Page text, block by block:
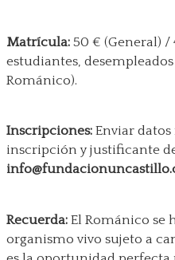
Matrícula: 50 € (General) /
estudiantes,
Románico).
Inscripciones: Enviar
inscripción y justificante
Recuerda: El Románico se
organismo vivo sujeto a